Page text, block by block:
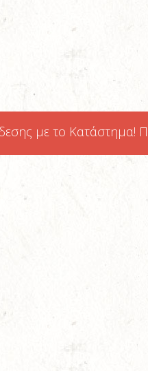
με το Κατάστημα!